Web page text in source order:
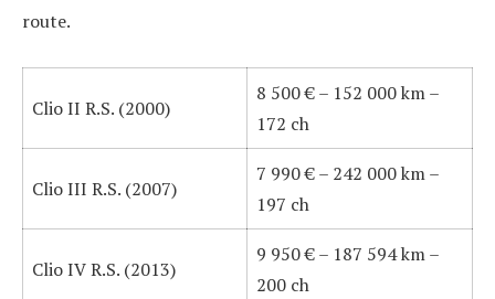
route.
Clio II R.S. (2000)
8 500 € – 152 000 km –
172 ch
Clio III R.S. (2007)
7 990 € – 242 000 km –
197 ch
Clio IV R.S. (2013)
9 950 € – 187 594 km –
200 ch